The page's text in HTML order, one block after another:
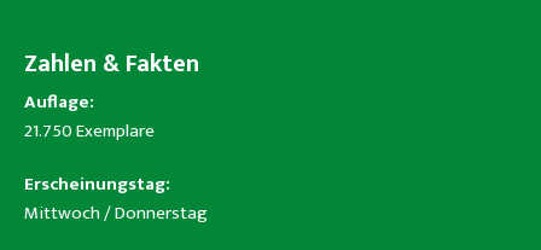
Zahlen & Fakten
Auflage:
21.750 Exemplare
Erscheinungstag:
Mittwoch / Donnerstag